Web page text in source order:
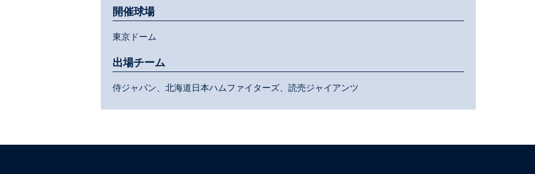
開催球場
東京ドーム
出場チーム
侍ジャパン、北海道日本ハムファイターズ、読売ジャイアンツ